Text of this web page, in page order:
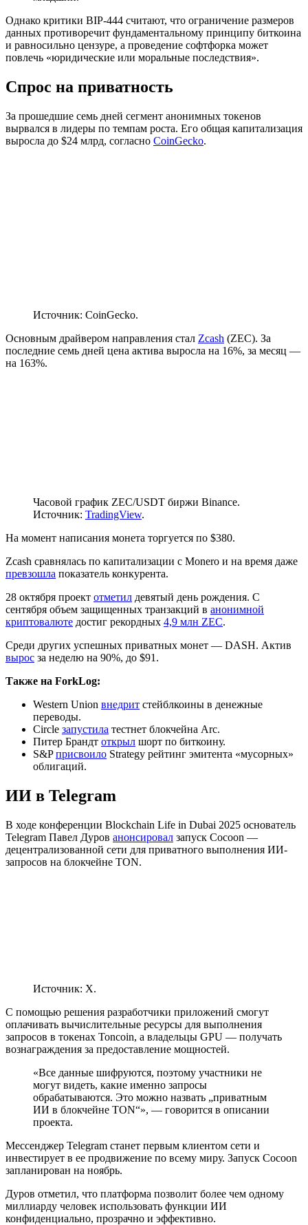
Однако критики BIP-444 считают, что ограничение размеров
данных противоречит фундаментальному принципу биткоина
и равносильно цензуре, а проведение софтфорка может
повлечь «юридические или моральные последствия».
Спрос на приватность
За прошедшие семь дней сегмент анонимных токенов
вырвался в лидеры по темпам роста. Его общая капитализация
выросла до $24 млрд, согласно CoinGecko.
Источник: CoinGecko.
Основным драйвером направления стал Zcash (ZEC). За
последние семь дней цена актива выросла на 16%, за месяц —
на 163%.
Часовой график ZEC/USDT биржи Binance.
Источник: TradingView.
На момент написания монета торгуется по $380.
Zcash сравнялась по капитализации с Monero и на время даже
превзошла показатель конкурента.
28 октября проект отметил девятый день рождения. С
сентября объем защищенных транзакций в анонимной
криптовалюте достиг рекордных 4,9 млн ZEC.
Среди других успешных приватных монет — DASH. Актив
вырос за неделю на 90%, до $91.
Также на ForkLog:
Western Union внедрит стейблкоины в денежные
переводы.
Circle запустила тестнет блокчейна Arc.
Питер Брандт открыл шорт по биткоину.
S&Pприсвоило Strategy рейтинг эмитента «мусорных»
облигаций.
ИИ в Telegram
В ходе конференции Blockchain Life in Dubai 2025 основатель
Telegram Павел Дуров анонсировал запуск Cocoon —
децентрализованной сети для приватного выполнения ИИ-
запросов на блокчейне TON.
Источник: X.
С помощью решения разработчики приложений смогут
оплачивать вычислительные ресурсы для выполнения
запросов в токенах Toncoin, а владельцы GPU — получать
вознаграждения за предоставление мощностей.
«Все данные шифруются, поэтому участники не
могут видеть, какие именно запросы
обрабатываются. Это можно назвать „приватным
ИИ в блокчейне TON“», — говорится в описании
проекта.
Мессенджер Telegram станет первым клиентом сети и
инвестирует в ее продвижение по всему миру. Запуск Cocoon
запланирован на ноябрь.
Дуров отметил, что платформа позволит более чем одному
миллиарду человек использовать функции ИИ
конфиденциально, прозрачно и эффективно.